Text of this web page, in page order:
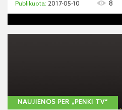
2017-05-10 8
NAUJIENOS PER „PENKI TV“